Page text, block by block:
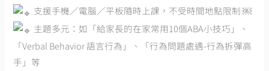
支援手機／電腦／平板隨時上課，不受時間地點限制 ￼
主題多元：如「給家長的在家常用10個ABA小技巧」、
「Verbal Behavior 語言行為」、「行為問題處遇-行為拆彈高
手」等